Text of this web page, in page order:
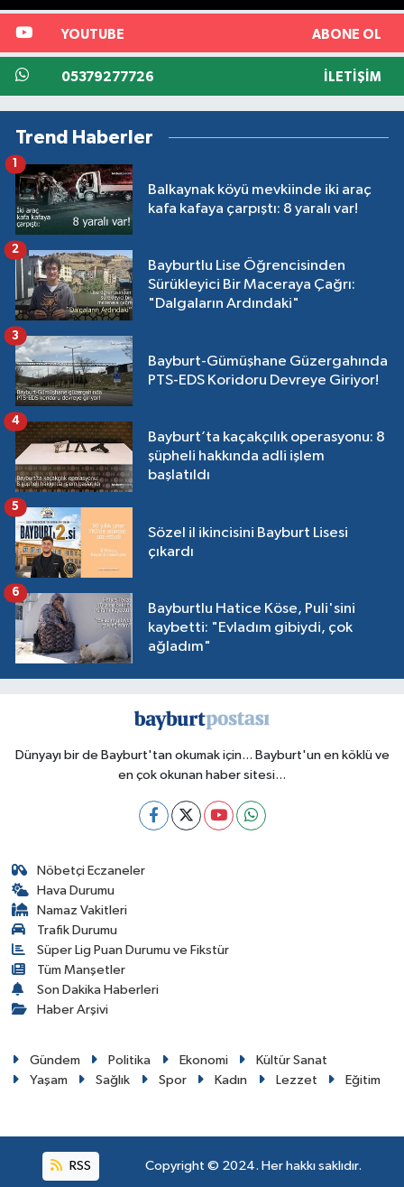
YOUTUBE ABONE OL
05379277726 İLETIŞIM
Trend Haberler
Balkaynak köyü mevkiinde iki araç
kafa kafaya çarpıştı: 8 yaralı var!
1
Bayburtlu Lise Öğrencisinden
Sürükleyici Bir Maceraya Çağrı:
"Dalgaların Ardındaki"
2
Bayburt-Gümüşhane Güzergahında
PTS-EDS Koridoru Devreye Giriyor!
3
Bayburt’ta kaçakçılık operasyonu: 8
şüpheli hakkında adli işlem
başlatıldı
4
Sözel il ikincisini Bayburt Lisesi
çıkardı
5
Bayburtlu Hatice Köse, Puli'sini
kaybetti: "Evladım gibiydi, çok
ağladım"
6
Dünyayı bir de Bayburt'tan okumak için... Bayburt'un en köklü ve
en çok okunan haber sitesi...
Nöbetçi Eczaneler
Hava Durumu
Namaz Vakitleri
Trafik Durumu
Süper Lig Puan Durumu ve Fikstür
Tüm Manşetler
Son Dakika Haberleri
Haber Arşivi
Gündem Politika Ekonomi
Kültür Sanat
Yaşam
Sağlık Spor Kadın Lezzet Eğitim
RSS Copyright © 2024. Her hakkı saklıdır.